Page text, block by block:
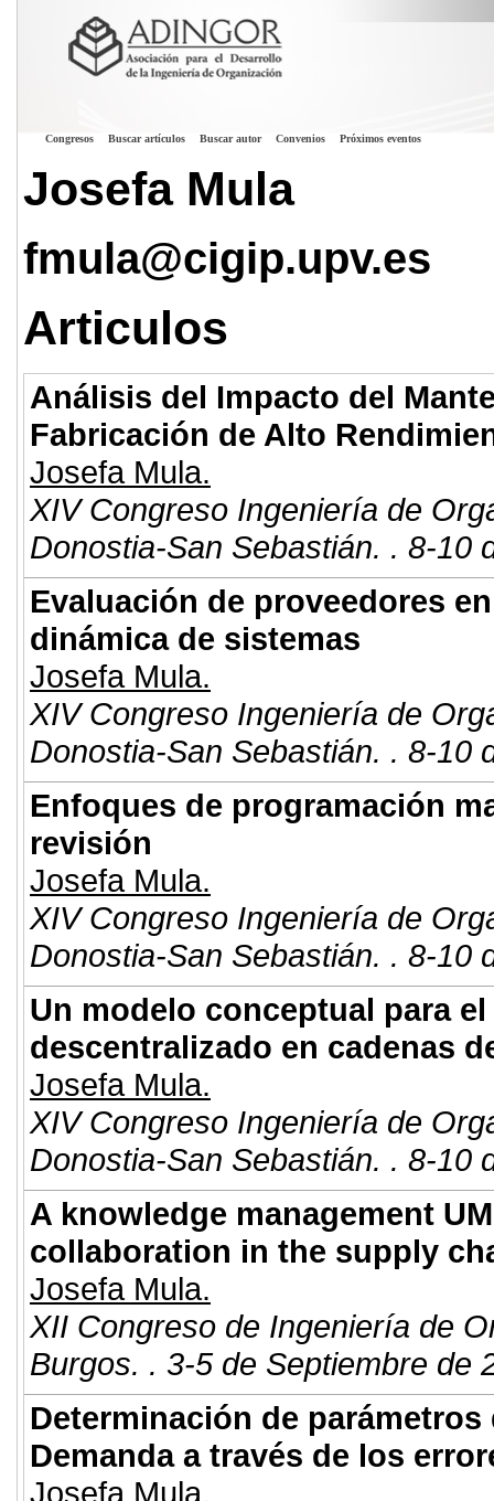
Congresos Buscar artículos Buscar autor Convenios Próximos eventos
Josefa Mula
fmula@cigip.upv.es
Articulos
Análisis del Impacto del
Fabricación de Alto
Josefa Mula.
XIV Congreso Ingeniería de
Donostia-San Sebastián. . 8-10
Evaluación de proveedores
dinámica de sistemas
Josefa Mula.
XIV Congreso Ingeniería de
Donostia-San Sebastián. . 8-10
Enfoques de programación
revisión
Josefa Mula.
XIV Congreso Ingeniería de
Donostia-San Sebastián. . 8-10
Un modelo conceptual para
descentralizado en cadenas
Josefa Mula.
XIV Congreso Ingeniería de
Donostia-San Sebastián. . 8-10
A knowledge management
collaboration in the supply
Josefa Mula.
XII Congreso de Ingeniería de
Burgos. . 3-5 de Septiembre de
Determinación de
Demanda a través de los
Josefa Mula.